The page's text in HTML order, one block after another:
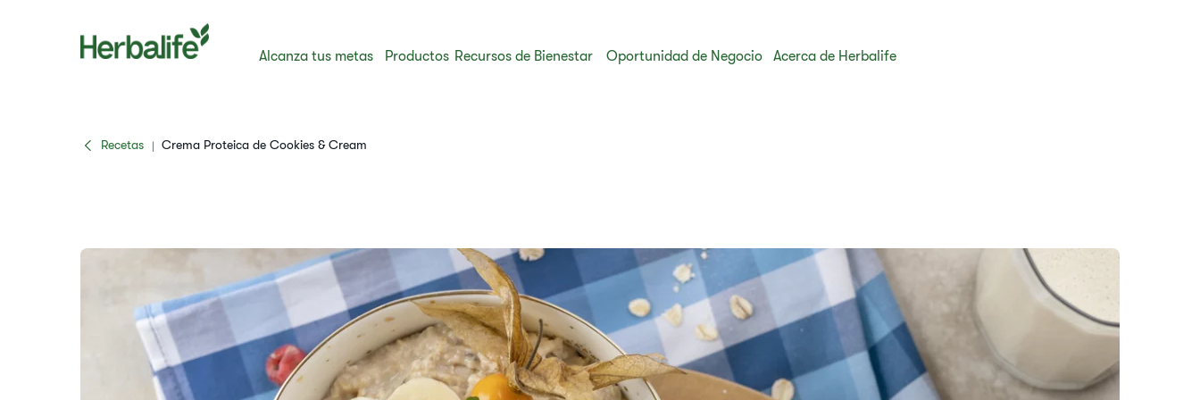
Alcanza tus metas Productos Recursos de Bienestar Oportunidad de Negocio Acerca de Herbalife
Recetas | Crema Proteica de Cookies & Cream​